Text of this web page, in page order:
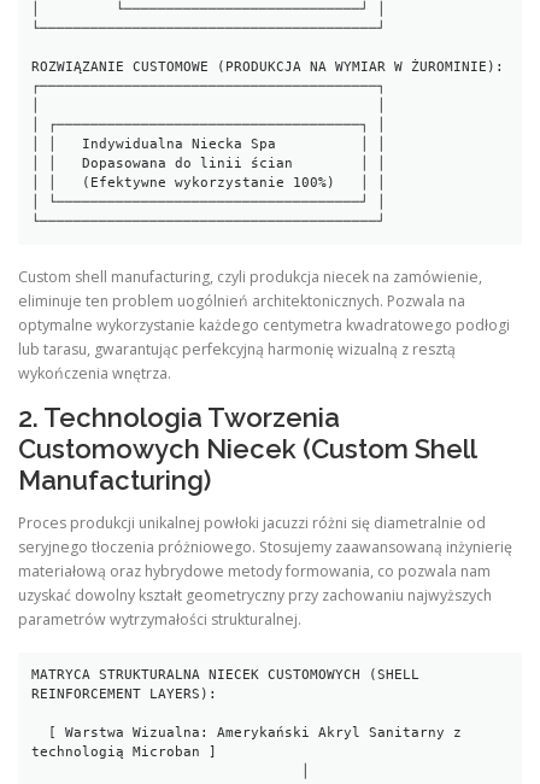
│         └────────────────────────────┘ │
└────────────────────────────────────────┘
ROZWIĄZANIE CUSTOMOWE (PRODUKCJA NA WYMIAR W ŻUROMINIE):
┌────────────────────────────────────────┐
│ ┌────────────────────────────────────┐ │
│ │   Indywidualna Niecka Spa          │ │
│ │   Dopasowana do linii ścian        │ │
│ │   (Efektywne wykorzystanie 100%)   │ │
│ └────────────────────────────────────┘ │
Custom shell manufacturing, czyli produkcja niecek na zamówienie,
eliminuje ten problem uogólnień architektonicznych. Pozwala na
optymalne wykorzystanie każdego centymetra kwadratowego podłogi
lub tarasu, gwarantując perfekcyjną harmonię wizualną z resztą
wykończenia wnętrza.
2. Technologia Tworzenia
Customowych Niecek (Custom Shell
Manufacturing)
Proces produkcji unikalnej powłoki jacuzzi różni się diametralnie od
seryjnego tłoczenia próżniowego. Stosujemy zaawansowaną inżynierię
materiałową oraz hybrydowe metody formowania, co pozwala nam
uzyskać dowolny kształt geometryczny przy zachowaniu najwyższych
parametrów wytrzymałości strukturalnej.
MATRYCA STRUKTURALNA NIECEK CUSTOMOWYCH (SHELL
REINFORCEMENT LAYERS):
technologią Microban ]